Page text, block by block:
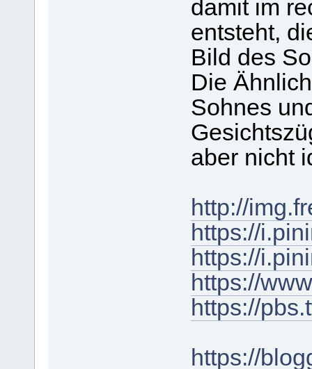
damit im
entsteht,
Bild des
Die
Sohnes
aber nicht
http://
https://
https://
https://
https://
https://